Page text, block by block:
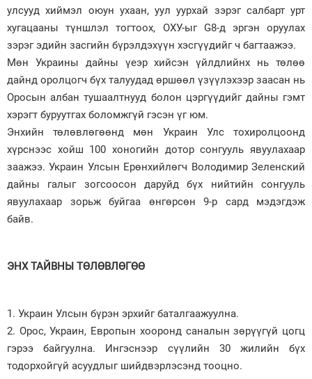
улсууд хиймэл оюун ухаан, уул уурхай зэрэг салбарт урт
хугацааны түншлэл тогтоох, ОХУ-ыг G8-д эргэн оруулах
зэрэг эдийн засгийн бүрэлдэхүүн хэсгүүдийг ч багтаажээ.
Мөн Украины дайны үеэр хийсэн үйлдлийнх нь төлөө
дайнд оролцогч бүх талуудад өршөөл үзүүлэхээр заасан нь
Оросын албан тушаалтнууд болон цэргүүдийг дайны гэмт
хэрэгт буруутгах боломжгүй гэсэн үг юм.
Энхийн төлөвлөгөөнд мөн Украин Улс тохиролцоонд
хүрснээс хойш 100 хоногийн дотор сонгууль явуулахаар
заажээ. Украин Улсын Ерөнхийлөгч Володимир Зеленский
дайны галыг зогсоосон даруйд бүх нийтийн сонгууль
явуулахаар зорьж буйгаа өнгөрсөн 9-р сард мэдэгдэж
байв.
ЭНХ ТАЙВНЫ ТӨЛӨВЛӨГӨӨ
1. Украин Улсын бүрэн эрхийг баталгаажуулна.
2. Орос, Украин, Европын хооронд саналын зөрүүгүй цогц
гэрээ байгуулна. Ингэснээр сүүлийн 30 жилийн бүх
тодорхойгүй асуудлыг шийдвэрлэсэнд тооцно.